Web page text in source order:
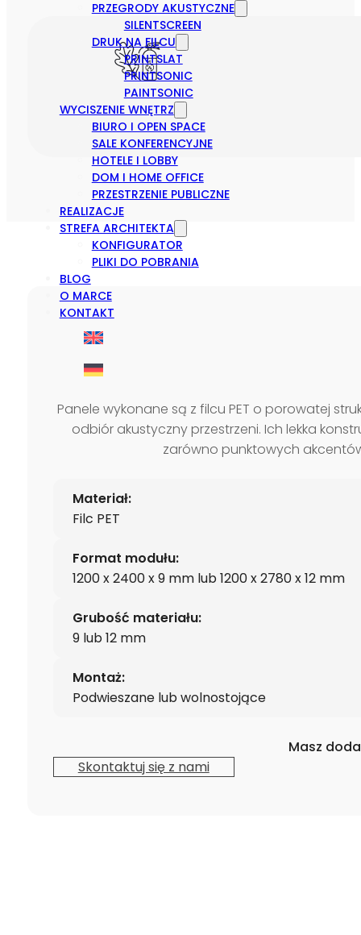
PRZEGRODY AKUSTYCZNE
SILENTSCREEN
DRUK NA FILCU
PRINTSLAT
PRINTSONIC
PAINTSONIC
WYCISZENIE WNĘTRZ
BIURO I OPEN SPACE
SALE KONFERENCYJNE
HOTELE I LOBBY
DOM I HOME OFFICE
PRZESTRZENIE PUBLICZNE
REALIZACJE
STREFA ARCHITEKTA
KONFIGURATOR
PLIKI DO POBRANIA
BLOG
O MARCE
KONTAKT
Panele wykonane są z filcu PET o porowatej
odbiór akustyczny przestrzeni. Ich lekka
zarówno punktowych
Materiał:
Filc PET
Format modułu:
1200 x 2400 x 9 mm lub 1200 x 2780 x 12 mm
Grubość materiału:
9 lub 12 mm
Montaż:
Podwieszane lub wolnostojące
Masz
Skontaktuj się z nami